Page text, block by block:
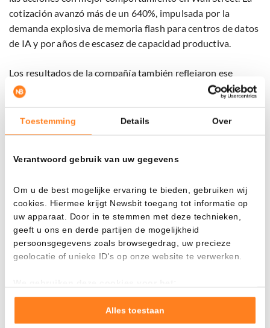
Toestemming Details Over
Verantwoord gebruik van uw gegevens
Om u de best mogelijke ervaring te bieden, gebruiken wij
cookies. Hiermee krijgt Newsbit toegang tot informatie op
uw apparaat. Door in te stemmen met deze technieken,
geeft u ons en derde partijen de mogelijkheid
persoonsgegevens zoals browsegedrag, uw precieze
geolocatie of unieke ID's op onze website te verwerken.
Goed laten functioneren van deze website
Verzamelen van gebruiksstatistieken
Tonen en meten van relevante advertenties
Alles toestaan
cotización avanzó más de un 640%, impulsada por la
demanda explosiva de memoria flash para centros de datos
de IA y por años de escasez de capacidad productiva.
Los resultados de la compañía también reflejaron ese
crecimiento. En el trimestre más reciente, los ingresos
ascendieron a 5.900 millones de dólares, más del triple que
un año antes. La capitalización bursátil superó los 270.000
millones de dólares.
Al mismo tiempo, la valoración se volvió cada vez más
inversores descontaban que el fuerte crecimiento se
mantendría durante muchos años. Precisamente eso hace
que la acción sea vulnerable. El sector de memorias es
conocido por ser una de las áreas más cíclicas de la
industria de semiconductores. Cuando la oferta crece más
suelen reaccionar con especial dureza en cuanto aparecen
las primeras señales de un cambio de ciclo.